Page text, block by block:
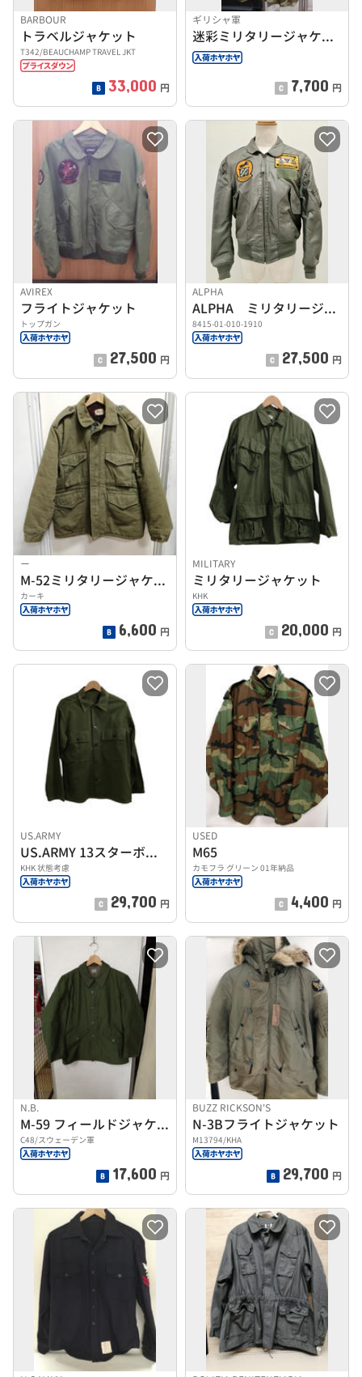
BARBOUR
トラベルジャケット
T342/BEAUCHAMP TRAVEL JKT
33,000 円
ギリシャ軍
迷彩ミリタリージャケット
7,700 円
AVIREX
フライトジャケット
トップガン
27,500 円
ALPHA
ALPHA ミリタリージャケット
8415-01-010-1910
27,500 円
ー
M-52ミリタリージャケット
カーキ
6,600 円
MILITARY
ミリタリージャケット
KHK
20,000 円
US.ARMY
US.ARMY 13スターボタン ミリタリージャケット
KHK 状態考慮
29,700 円
USED
M65
カモフラ グリーン 01年納品
4,400 円
N.B.
M-59 フィールドジャケット
C48/スウェーデン軍
17,600 円
BUZZ RICKSON'S
N-3Bフライトジャケット
M13794/KHA
29,700 円